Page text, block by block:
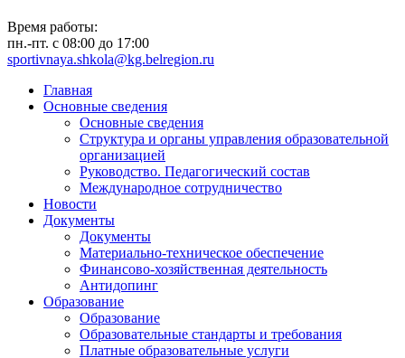
Время работы:
пн.-пт. с 08:00 до 17:00
sportivnaya.shkola@kg.belregion.ru
Главная
Основные сведения
Основные сведения
Структура и органы управления образовательной
организацией
Руководство. Педагогический состав
Международное сотрудничество
Новости
Документы
Документы
Материально-техническое обеспечение
Финансово-хозяйственная деятельность
Антидопинг
Образование
Образование
Образовательные стандарты и требования
Платные образовательные услуги